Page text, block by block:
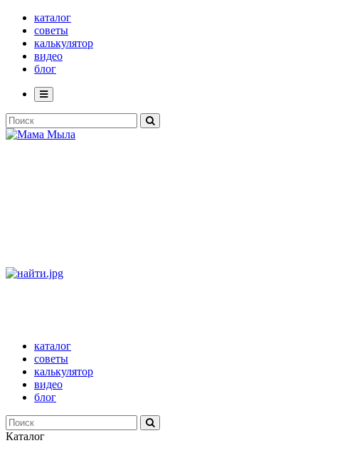
каталог
советы
калькулятор
видео
блог
каталог
советы
калькулятор
видео
блог
Каталог